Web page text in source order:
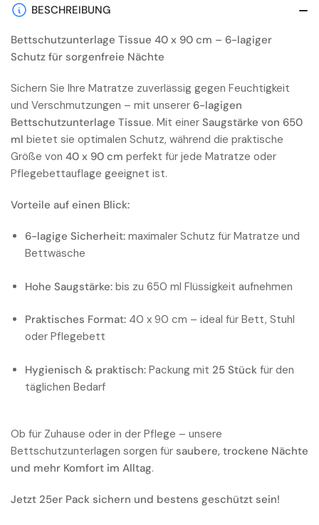
90cm,
lagig
90cm,
lagig
BESCHREIBUNG
Bettschutzunterlage Tissue 40 x 90 cm – 6-lagiger
Schutz für sorgenfreie Nächte
Sichern Sie Ihre Matratze zuverlässig gegen Feuchtigkeit
und Verschmutzungen – mit unserer 6-lagigen
Bettschutzunterlage Tissue. Mit einer Saugstärke von 650
ml bietet sie optimalen Schutz, während die praktische
Größe von 40 x 90 cm perfekt für jede Matratze oder
Pflegebettauflage geeignet ist.
Vorteile auf einen Blick:
6-lagige Sicherheit: maximaler Schutz für Matratze und
Bettwäsche
Hohe Saugstärke: bis zu 650 ml Flüssigkeit aufnehmen
Praktisches Format: 40 x 90 cm – ideal für Bett, Stuhl
oder Pflegebett
Hygienisch & praktisch: Packung mit 25 Stück für den
täglichen Bedarf
Ob für Zuhause oder in der Pflege – unsere
Bettschutzunterlagen sorgen für saubere, trockene Nächte
und mehr Komfort im Alltag.
Jetzt 25er Pack sichern und bestens geschützt sein!